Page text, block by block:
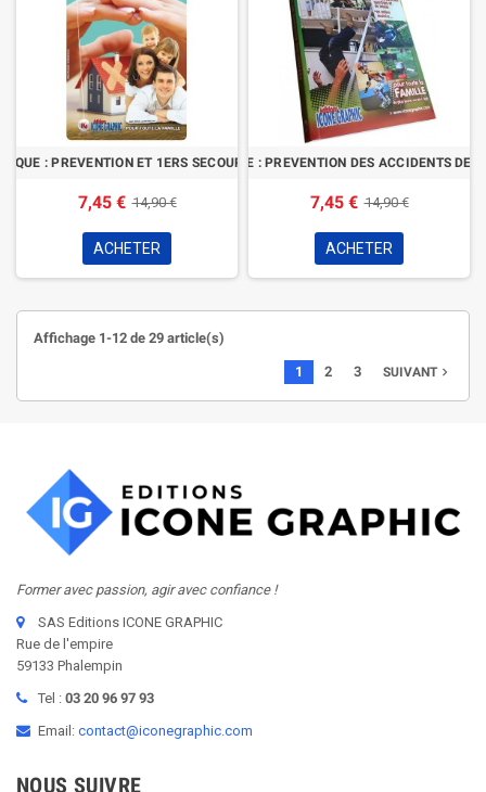
: PREVENTION ET 1ERS SECOURS A LA MAISON
7,45 € 14,90 €
ACHETER
LE GUIDE PRATIQUE : PREVENTION DES ACCIDENTS DE
7,45 € 14,90 €
ACHETER
Affichage 1-12 de 29 article(s)
1 2 3 SUIVANTnavigate_next
Former avec passion, agir avec confiance !
SAS Editions ICONE GRAPHIC
Rue de l'empire
59133 Phalempin
Tel : 03 20 96 97 93
Email: contact@iconegraphic.com
NOUS SUIVRE